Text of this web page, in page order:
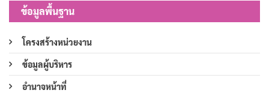
ข้อมูลพื้นฐาน
โครงสร้างหน่วยงาน
ข้อมูลผู้บริหาร
อำนาจหน้าที่